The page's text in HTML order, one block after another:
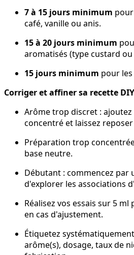
7 à 15 jours minimum
café, vanille ou anis.
15 à 20 jours minimum
aromatisés (type custard
15 jours minimum pour
Corriger et affiner sa recette DIY
Arôme trop discret :
concentré et laissez
Préparation trop
base neutre.
Débutant : commencez par
d'explorer les associations
Réalisez vos essais sur 5
en cas d'ajustement.
Étiquetez
arôme(s), dosage, taux de